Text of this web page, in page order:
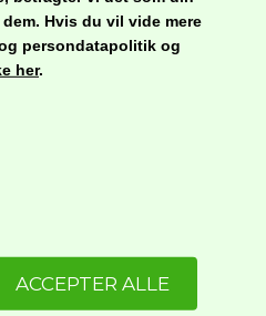
Hvis du vil vide mere
persondatapolitik og
her.